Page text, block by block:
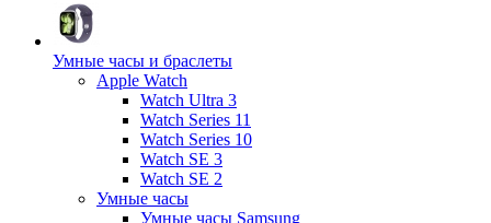
Умные часы и браслеты
Apple Watch
Watch Ultra 3
Watch Series 11
Watch Series 10
Watch SE 3
Watch SE 2
Умные часы
Умные часы Samsung